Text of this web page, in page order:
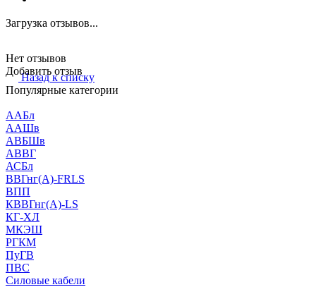
Загрузка отзывов...
Нет отзывов
Добавить отзыв
Назад к списку
Популярные категории
ААБл
ААШв
АВБШв
АВВГ
АСБл
ВВГнг(А)-FRLS
ВПП
КВВГнг(А)-LS
КГ-ХЛ
МКЭШ
РГКМ
ПуГВ
ПВС
Силовые кабели